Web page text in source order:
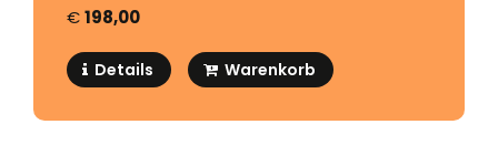
€198,00
Details Warenkorb